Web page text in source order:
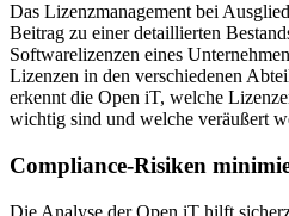
Das Lizenzmanagement bei
Beitrag zu einer detaillierten
Softwarelizenzen eines
Lizenzen in den verschiedenen
erkennt die Open iT, welche
wichtig sind und welche veräußert
Compliance-Risiken
Die Analyse der Open iT hilft